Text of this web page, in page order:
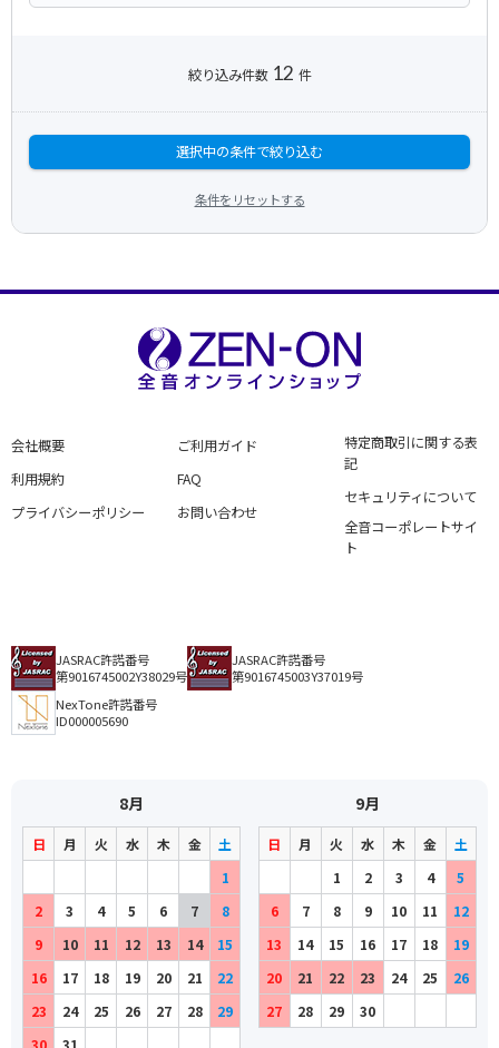
絞り込み件数 12 件
選択中の条件で絞り込む
条件をリセットする
会社概要
利用規約
プライバシーポリシー
ご利用ガイド
FAQ
お問い合わせ
特定商取引に関する表
記
セキュリティについて
全音コーポレートサイ
ト
JASRAC許諾番号
第9016745002Y38029号
JASRAC許諾番号
第9016745003Y37019号
NexTone許諾番号
ID000005690
8月
日 月 火 水 木 金
土
1
2
3 4 5 6 7
8
9
10 11 12 13 14
15
16
17 18 19 20 21
22
23
24 25 26 27 28
29
30
31
9月
日 月 火 水 木 金
土
1
2 3 4
5
6
7 8 9 10 11
12
13
14 15 16 17 18
19
20
21 22 23 24 25
26
27
28 29 30